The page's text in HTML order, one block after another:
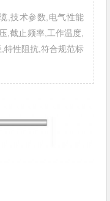
,技术参数,电气性能
,截止频率,工作温度,
特性阻抗,符合规范标